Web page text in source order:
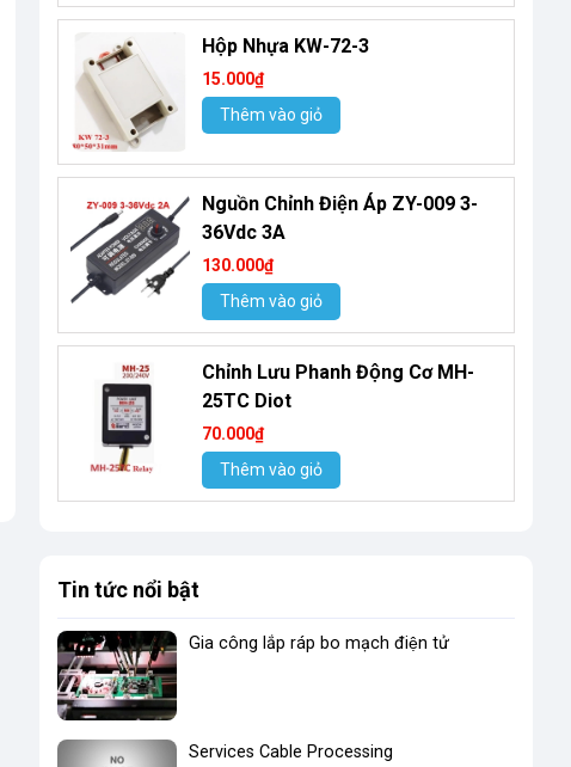
Hộp Nhựa KW-72-3
15.000₫
Thêm vào giỏ
Nguồn Chỉnh Điện Áp ZY-009 3-
36Vdc 3A
130.000₫
Thêm vào giỏ
Chỉnh Lưu Phanh Động Cơ MH-
25TC Diot
70.000₫
Thêm vào giỏ
Tin tức nổi bật
Gia công lắp ráp bo mạch điện tử
Services Cable Processing